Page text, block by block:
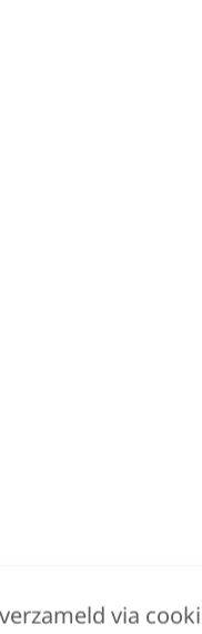
via